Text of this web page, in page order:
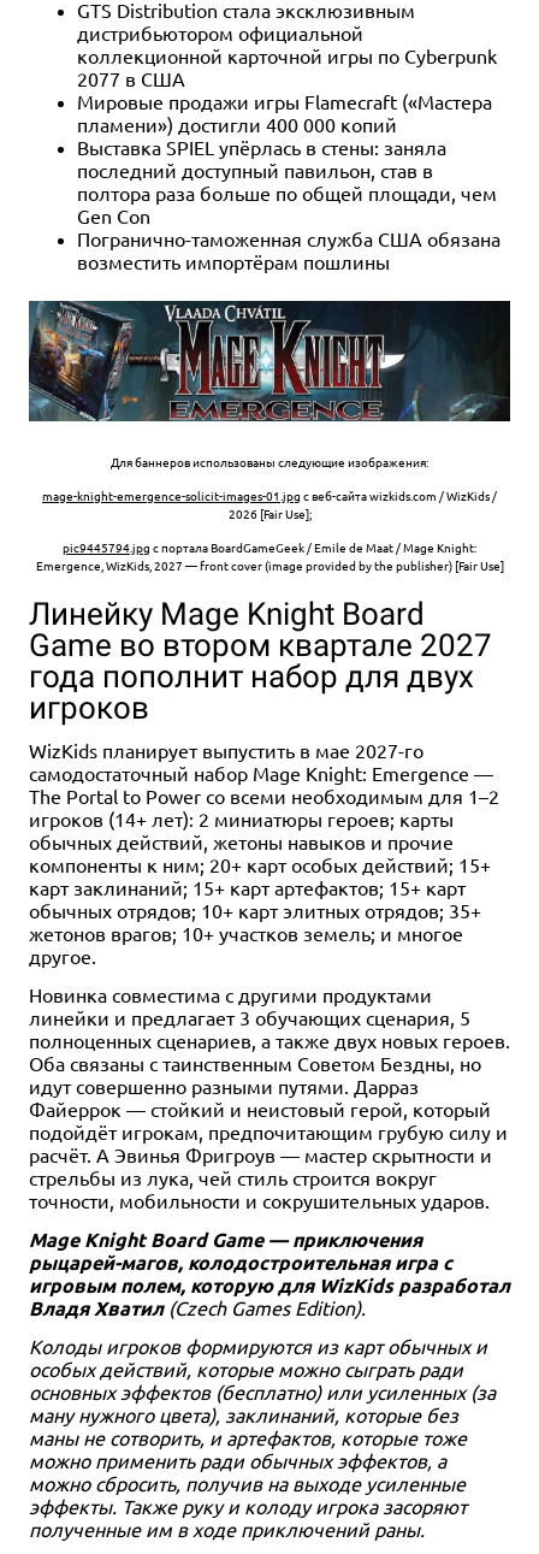
GTS Distribution стала эксклюзивным
дистрибьютором официальной
коллекционной карточной игры по Cyberpunk
2077 в США
Мировые продажи игры Flamecraft («Мастера
пламени») достигли 400 000 копий
Выставка SPIEL упёрлась в стены: заняла
последний доступный павильон, став в
полтора раза больше по общей площади, чем
Gen Con
Погранично-таможенная служба США обязана
возместить импортёрам пошлины
Для баннеров использованы следующие изображения:
mage-knight-emergence-solicit-images-01.jpg с веб-сайта wizkids.com / WizKids /
2026 [Fair Use];
pic9445794.jpg с портала BoardGameGeek / Emile de Maat / Mage Knight:
Emergence, WizKids, 2027 — front cover (image provided by the publisher) [Fair Use]
Линейку Mage Knight Board
Game во втором квартале 2027
года пополнит набор для двух
игроков
WizKids планирует выпустить в мае 2027-го
самодостаточный набор Mage Knight: Emergence —
The Portal to Power со всеми необходимым для 1–2
игроков (14+ лет): 2 миниатюры героев; карты
обычных действий, жетоны навыков и прочие
компоненты к ним; 20+ карт особых действий; 15+
карт заклинаний; 15+ карт артефактов; 15+ карт
обычных отрядов; 10+ карт элитных отрядов; 35+
жетонов врагов; 10+ участков земель; и многое
другое.
Новинка совместима с другими продуктами
линейки и предлагает 3 обучающих сценария, 5
полноценных сценариев, а также двух новых героев.
Оба связаны с таинственным Советом Бездны, но
идут совершенно разными путями. Дарраз
Файеррок — стойкий и неистовый герой, который
подойдёт игрокам, предпочитающим грубую силу и
расчёт. А Эвинья Фригроув — мастер скрытности и
стрельбы из лука, чей стиль строится вокруг
точности, мобильности и сокрушительных ударов.
Mage Knight Board Game — приключения
рыцарей-магов, колодостроительная игра с
игровым полем, которую для WizKids разработал
Владя Хватил(Czech Games Edition).
Колоды игроков формируются из карт обычных и
особых действий, которые можно сыграть ради
основных эффектов (бесплатно) или усиленных (за
ману нужного цвета), заклинаний, которые без
маны не сотворить, и артефактов, которые тоже
можно применить ради обычных эффектов, а
можно сбросить, получив на выходе усиленные
эффекты. Также руку и колоду игрока засоряют
полученные им в ходе приключений раны.